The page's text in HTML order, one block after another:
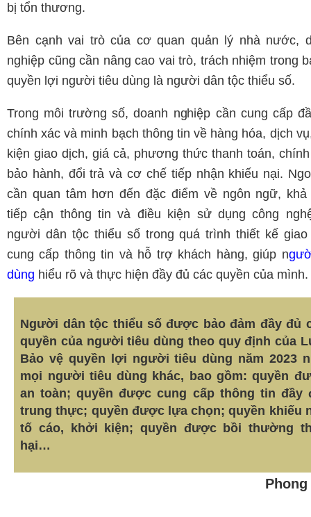
bị tổn thương.
Bên cạnh vai trò của cơ quan quản lý nhà nước,
nghiệp cũng cần nâng cao vai trò, trách nhiệm trong
quyền lợi người tiêu dùng là người dân tộc thiểu số.
Trong môi trường số, doanh nghiệp cần cung cấp
chính xác và minh bạch thông tin về hàng hóa, dịch
kiện giao dịch, giá cả, phương thức thanh toán,
bảo hành, đổi trả và cơ chế tiếp nhận khiếu nại.
cần quan tâm hơn đến đặc điểm về ngôn ngữ, khả
tiếp cận thông tin và điều kiện sử dụng công
người dân tộc thiểu số trong quá trình thiết kế giao
cung cấp thông tin và hỗ trợ khách hàng, giúp n
dùng hiểu rõ và thực hiện đầy đủ các quyền của mình.
Người dân tộc thiểu số được bảo đảm đầy đủ
quyền của người tiêu dùng theo quy định của
Bảo vệ quyền lợi người tiêu dùng năm 2023
mọi người tiêu dùng khác, bao gồm: quyền
an toàn; quyền được cung cấp thông tin đầy
trung thực; quyền được lựa chọn; quyền khiếu
tố cáo, khởi kiện; quyền được bồi thường
hại…